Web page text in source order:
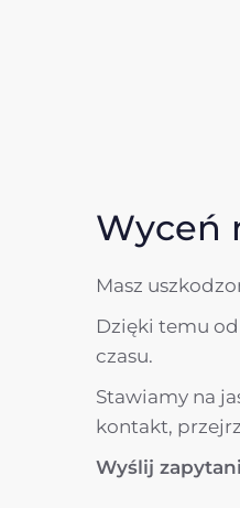
Wyceń
Masz
Dzięki temu
czasu.
Stawiamy na
kontakt,
Wyślij